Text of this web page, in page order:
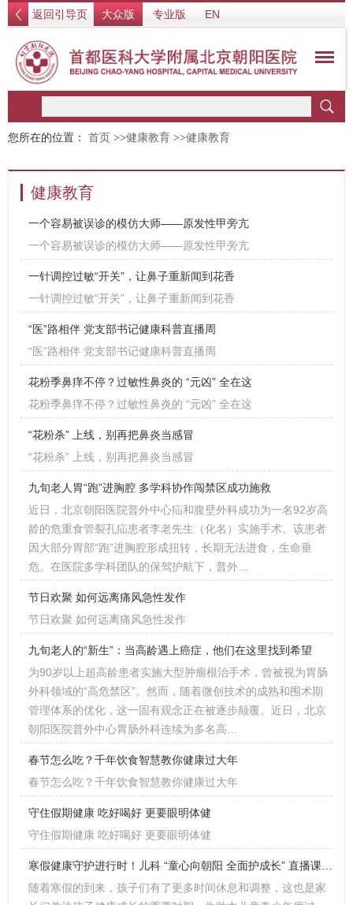
返回引导页 大众版 专业版 EN
您所在的位置： 首页 >>健康教育 >>健康教育
健康教育
一个容易被误诊的模仿大师——原发性甲旁亢
一个容易被误诊的模仿大师——原发性甲旁亢
一针调控过敏“开关”，让鼻子重新闻到花香
一针调控过敏“开关”，让鼻子重新闻到花香
“医”路相伴 党支部书记健康科普直播周
“医”路相伴 党支部书记健康科普直播周
花粉季鼻痒不停？过敏性鼻炎的 “元凶” 全在这
花粉季鼻痒不停？过敏性鼻炎的 “元凶” 全在这
“花粉杀” 上线，别再把鼻炎当感冒
“花粉杀” 上线，别再把鼻炎当感冒
九旬老人胃“跑”进胸腔 多学科协作闯禁区成功施救
近日，北京朝阳医院普外中心疝和腹壁外科成功为一名92岁高
龄的危重食管裂孔疝患者李老先生（化名）实施手术。该患者
因大部分胃部“跑”进胸腔形成扭转，长期无法进食，生命垂
危。在医院多学科团队的保驾护航下，普外…
节日欢聚 如何远离痛风急性发作
节日欢聚 如何远离痛风急性发作
九旬老人的“新生”：当高龄遇上癌症，他们在这里找到希望
为90岁以上超高龄患者实施大型肿瘤根治手术，曾被视为胃肠
外科领域的“高危禁区”。然而，随着微创技术的成熟和围术期
管理体系的优化，这一固有观念正在被逐步颠覆。近日，北京
朝阳医院普外中心胃肠外科连续为多名高…
春节怎么吃？千年饮食智慧教你健康过大年
春节怎么吃？千年饮食智慧教你健康过大年
守住假期健康 吃好喝好 更要眼明体健
守住假期健康 吃好喝好 更要眼明体健
随着寒假的到来，孩子们有了更多时间休息和调整，这也是家